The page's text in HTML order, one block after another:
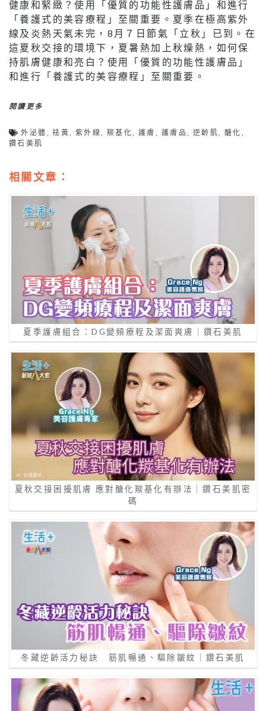
健康和緊緻？使用「優質的功能性護膚品」和進行
「養護式的美容療程」至關重要。夏季在極高紫外
線及炎熱天氣未完，8月７日節氣「立秋」已到。在
這夏秋交接的環境下，夏暑熱加上秋燥熱，如何保
持肌膚健康和亮白？使用「優質的功能性護膚品」
和進行「養護式的美容療程」至關重要。
閱讀更多
外泌體 ,祛黃 ,紫外線 ,羰基化 ,護膚 護膚品 逆齡肌 醣化
鑽石美肌
相關文章：
夏季護膚組合：DG變頻療程及潔面爽膚｜鑽石美肌
夏秋交接困擾肌膚 應對醣化羰基化有辦法｜鑽石美肌密
碼
冬藏逆齡活力秘訣 筋肌暢通、驅除皺紋｜鑽石美肌